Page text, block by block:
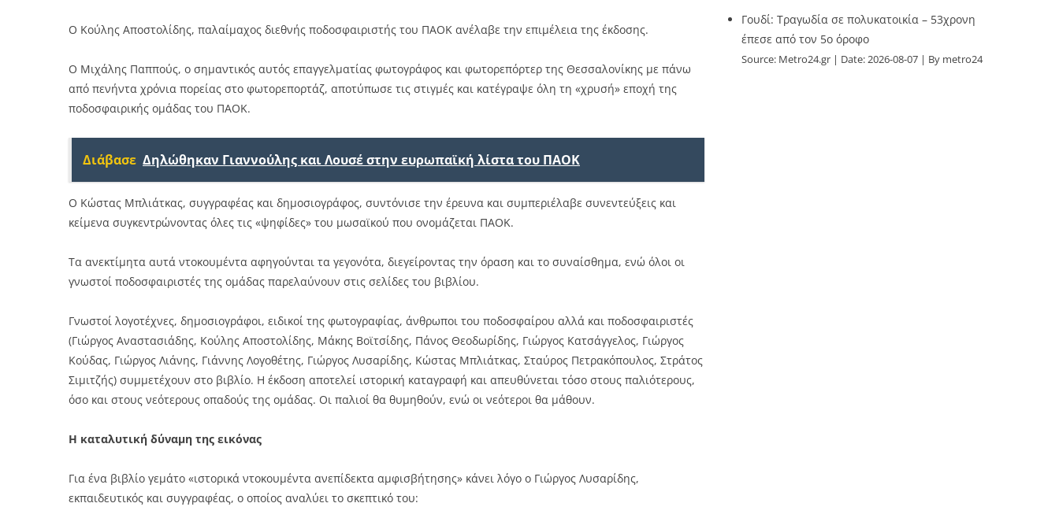
Ο Κούλης Αποστολίδης, παλαίμαχος διεθνής ποδοσφαιριστής του ΠΑΟΚ ανέλαβε την επιμέλεια της έκδοσης.
Ο Μιχάλης Παππούς, ο σημαντικός αυτός επαγγελματίας φωτογράφος και φωτορεπόρτερ της Θεσσαλονίκης με πάνω
από πενήντα χρόνια πορείας στο φωτορεπορτάζ, αποτύπωσε τις στιγμές και κατέγραψε όλη τη «χρυσή» εποχή της
ποδοσφαιρικής ομάδας του ΠΑΟΚ.
Διάβασε Δηλώθηκαν Γιαννούλης και Λουσέ στην ευρωπαϊκή λίστα του ΠΑΟΚ
Ο Κώστας Μπλιάτκας, συγγραφέας και δημοσιογράφος, συντόνισε την έρευνα και συμπεριέλαβε συνεντεύξεις και
κείμενα συγκεντρώνοντας όλες τις «ψηφίδες» του μωσαϊκού που ονομάζεται ΠΑΟΚ.
Τα ανεκτίμητα αυτά ντοκουμέντα αφηγούνται τα γεγονότα, διεγείροντας την όραση και το συναίσθημα, ενώ όλοι οι
γνωστοί ποδοσφαιριστές της ομάδας παρελαύνουν στις σελίδες του βιβλίου.
Γνωστοί λογοτέχνες, δημοσιογράφοι, ειδικοί της φωτογραφίας, άνθρωποι του ποδοσφαίρου αλλά και ποδοσφαιριστές
(Γιώργος Αναστασιάδης, Κούλης Αποστολίδης, Μάκης Βοϊτσίδης, Πάνος Θεοδωρίδης, Γιώργος Κατσάγγελος, Γιώργος
Κούδας, Γιώργος Λιάνης, Γιάννης Λογοθέτης, Γιώργος Λυσαρίδης, Κώστας Μπλιάτκας, Σταύρος Πετρακόπουλος, Στράτος
Σιμιτζής) συμμετέχουν στο βιβλίο. Η έκδοση αποτελεί ιστορική καταγραφή και απευθύνεται τόσο στους παλιότερους,
όσο και στους νεότερους οπαδούς της ομάδας. Οι παλιοί θα θυμηθούν, ενώ οι νεότεροι θα μάθουν.
Η καταλυτική δύναμη της εικόνας
Για ένα βιβλίο γεμάτο «ιστορικά ντοκουμέντα ανεπίδεκτα αμφισβήτησης» κάνει λόγο ο Γιώργος Λυσαρίδης,
εκπαιδευτικός και συγγραφέας, ο οποίος αναλύει το σκεπτικό του:
Γουδί: Τραγωδία σε πολυκατοικία – 53χρονη
έπεσε από τον 5ο όροφο
Source: Metro24.gr Date: 2026-08-07 By metro24